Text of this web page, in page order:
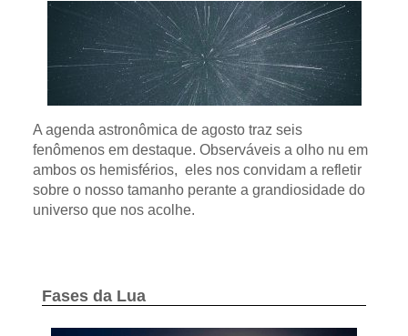
A agenda astronômica de agosto traz seis
fenômenos em destaque. Observáveis a olho nu em
ambos os hemisférios, eles nos convidam a refletir
sobre o nosso tamanho perante a grandiosidade do
universo que nos acolhe.
Fases da Lua